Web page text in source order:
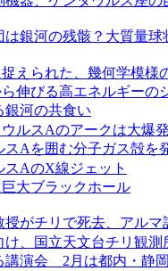
は銀河の残骸？大質量球
えられた、幾何学模様
伸びる高エネルギーの
銀河の共食い
ルスAのアークは大爆
スAを囲む分子ガス殻を
AのX線ジェット
大ブラックホール
授がチリで死去、アルマ
、国立天文台チリ観測
講演会 2月は都内・静